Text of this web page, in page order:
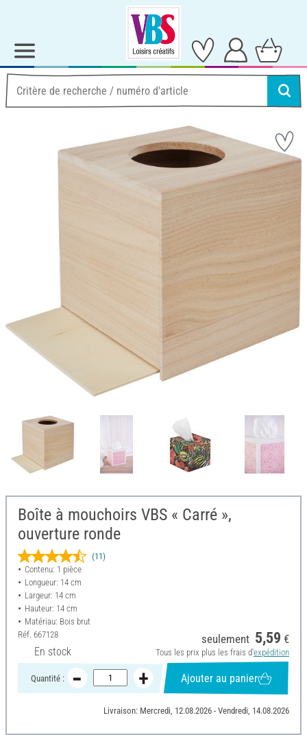
Boîte à mouchoirs VBS « Carré »,
ouverture ronde
(11)
Contenu: 1 pièce
Longueur: 14 cm
Largeur: 14 cm
Hauteur: 14 cm
Matériau: Bois brut
Réf. 667128
En stock
seulement 5,59 €
Tous les prix plus les frais d'expédition
Quantité : Ajouter au panier
Livraison: Mercredi, 12.08.2026 - Vendredi, 14.08.2026